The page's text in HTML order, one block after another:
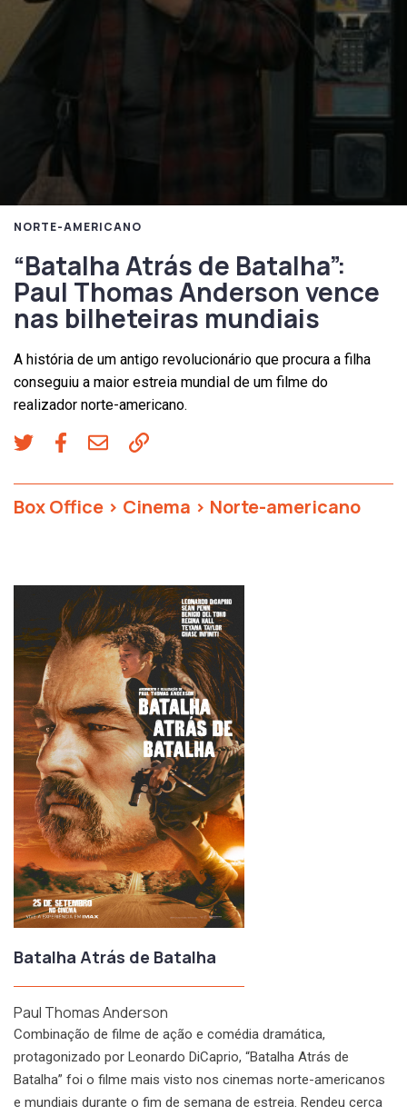
NORTE-AMERICANO
“Batalha Atrás de Batalha”:
Paul Thomas Anderson vence
nas bilheteiras mundiais
A história de um antigo revolucionário que procura a filha
conseguiu a maior estreia mundial de um filme do
realizador norte-americano.
Box Office > Cinema > Norte-americano
Batalha Atrás de Batalha
Paul Thomas Anderson
Combinação de filme de ação e comédia dramática,
protagonizado por Leonardo DiCaprio, “Batalha Atrás de
Batalha” foi o filme mais visto nos cinemas norte-americanos
e mundiais durante o fim de semana de estreia. Rendeu cerca